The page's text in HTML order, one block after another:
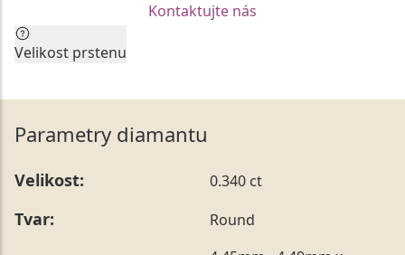
Kontaktujte nás
Velikost prstenu
Vaše rozhodnutí. Každý z prstenů Vám rádi na míru
upravíme.
Vzhledem k unikátní mezinárodní certifikaci jsou
konkrétní velikosti. Tu je možné nechat kdykoliv
upravit prostřednictvím našich služeb na Vámi
Parametry diamantu
Velikost: 0.340 ct
Tvar: Round